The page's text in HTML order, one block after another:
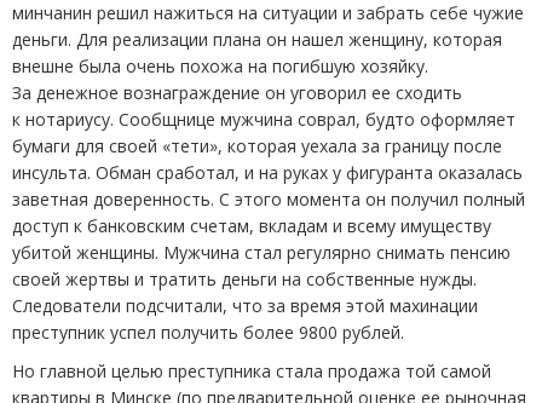
минчанин решил нажиться на ситуации и забрать себе чужие
деньги. Для реализации плана он нашел женщину, которая
внешне была очень похожа на погибшую хозяйку.
За денежное вознаграждение он уговорил ее сходить
к нотариусу. Сообщнице мужчина соврал, будто оформляет
бумаги для своей «тети», которая уехала за границу после
инсульта. Обман сработал, и на руках у фигуранта оказалась
заветная доверенность. С этого момента он получил полный
доступ к банковским счетам, вкладам и всему имуществу
убитой женщины. Мужчина стал регулярно снимать пенсию
своей жертвы и тратить деньги на собственные нужды.
Следователи подсчитали, что за время этой махинации
преступник успел получить более 9800 рублей.
Но главной целью преступника стала продажа той самой
квартиры в Минске (по предварительной оценке ее рыночная